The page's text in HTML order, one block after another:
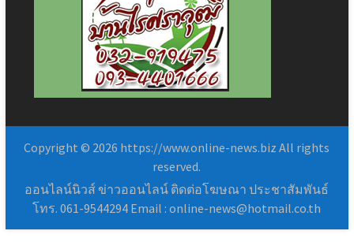
Copyright © 2026 https://www.online-news.biz All rights
reserved.
ออนไลน์นิวส์ ข่าวออนไลน์ ติดต่อโฆษณา ประชาสัมพันธ์
โทร. 061-9544294 Email : online-news@hotmail.co.th